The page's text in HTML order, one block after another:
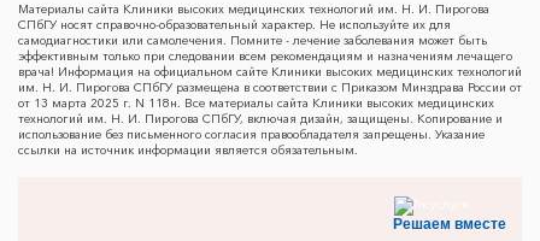
Материалы сайта Клиники высоких медицинских технологий им. Н. И. Пирогова
СПбГУ носят справочно-образовательный характер. Не используйте их для
самодиагностики или самолечения. Помните - лечение заболевания может быть
эффективным только при следовании всем рекомендациям и назначениям лечащего
врача! Информация на официальном сайте Клиники высоких медицинских технологий
им. Н. И. Пирогова СПбГУ размещена в соответствии с Приказом Минздрава России от
от 13 марта 2025 г. N 118н. Все материалы сайта Клиники высоких медицинских
технологий им. Н. И. Пирогова СПбГУ, включая дизайн, защищены. Копирование и
использование без письменного согласия правообладателя запрещены. Указание
ссылки на источник информации является обязательным.
Решаем вместе